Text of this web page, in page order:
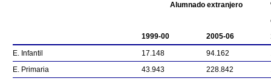
Alumnado extranjero
1999-00
2005-06
E. Infantil
17.148 94.162
E. Primaria
43.943 228.842